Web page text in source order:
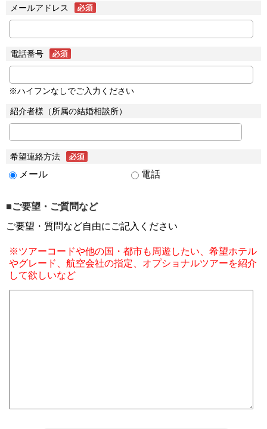
メールアドレス
電話番号
※ハイフンなしでご入力ください
紹介者様（所属の結婚相談所）
希望連絡方法
メール 電話
■ご要望・ご質問など
ご要望・質問など自由にご記入ください
※ツアーコードや他の国・都市も周遊したい、希望ホテル
やグレード、航空会社の指定、オプショナルツアーを紹介
して欲しいなど